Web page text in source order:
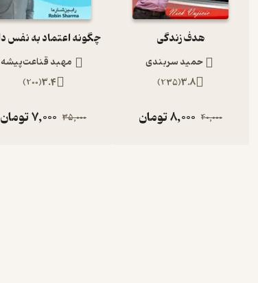
هدف زندگی
حمید سربندی
3.8
(
235
)
40,000
8,000تومان
مهبد قناعت‌پیشه
3.4
(
200
)
35,000
7,000تومان